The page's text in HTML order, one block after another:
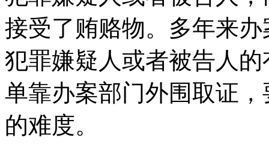
接受了贿赂物。多年来
犯罪嫌疑人或者被告人
单靠办案部门外围取证
的难度。